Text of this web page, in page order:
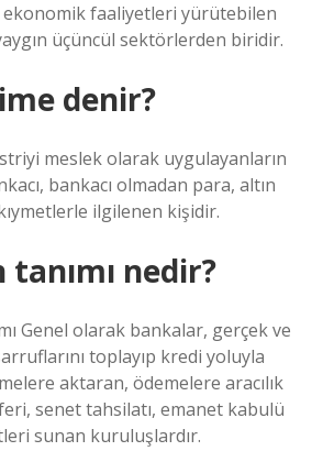
faaliyetleri yürütebilen
üçüncül sektörlerden biridir.
denir?
meslek olarak uygulayanların
bankacı olmadan para, altın
ilgilenen kişidir.
tanımı nedir?
Genel olarak bankalar, gerçek ve
toplayıp kredi yoluyla
aktaran, ödemelere aracılık
senet tahsilatı, emanet kabulü
sunan kuruluşlardır.